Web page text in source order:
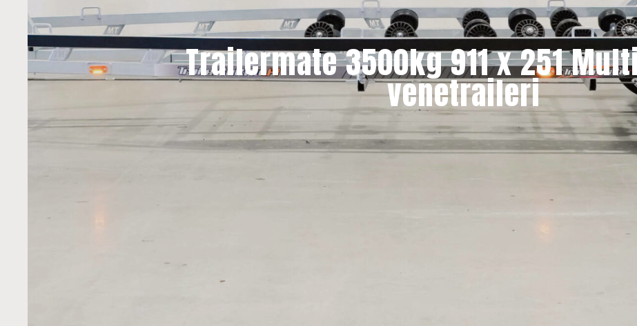
Trailermate 3500kg 911 x 251
venetraileri